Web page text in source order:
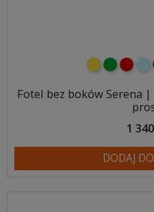
żółtyzielony
Fotel bez boków Serena
1
DODAJ